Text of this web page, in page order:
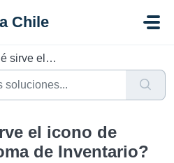
Chile
en Toma de Inventario?
el icono de
de Inventario?